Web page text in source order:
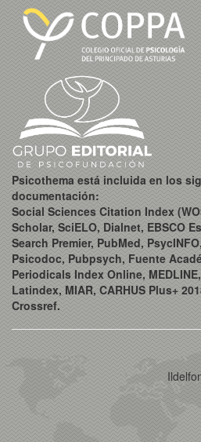
Psicothema está incluida en los
documentación:
Social Sciences Citation Index
Scholar, SciELO, Dialnet, EBSCO
Search Premier, PubMed,
Psicodoc, Pubpsych, Fuente
Periodicals Index Online,
Latindex, MIAR, CARHUS Plus+
Crossref.